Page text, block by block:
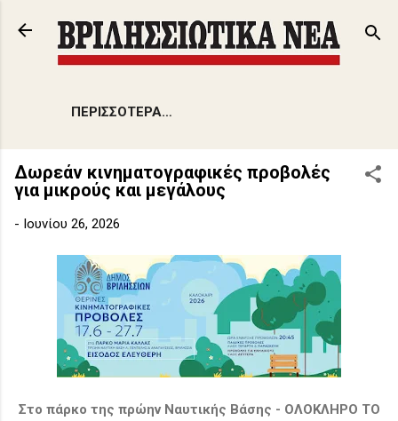
Μετάβαση στο κύριο περιεχόμενο
ΠΕΡΙΣΣΌΤΕΡΑ…
Δωρεάν κινηματογραφικές προβολές
για μικρούς και μεγάλους
- Ιουνίου 26, 2026
Στο πάρκο της πρώην Ναυτικής Βάσης - ΟΛΟΚΛΗΡΟ ΤΟ